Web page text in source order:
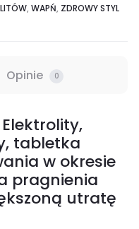
,WAPŃ, ZDROWY STYL
Opinie 0
tabletka
w okresie
pragnienia
utratę